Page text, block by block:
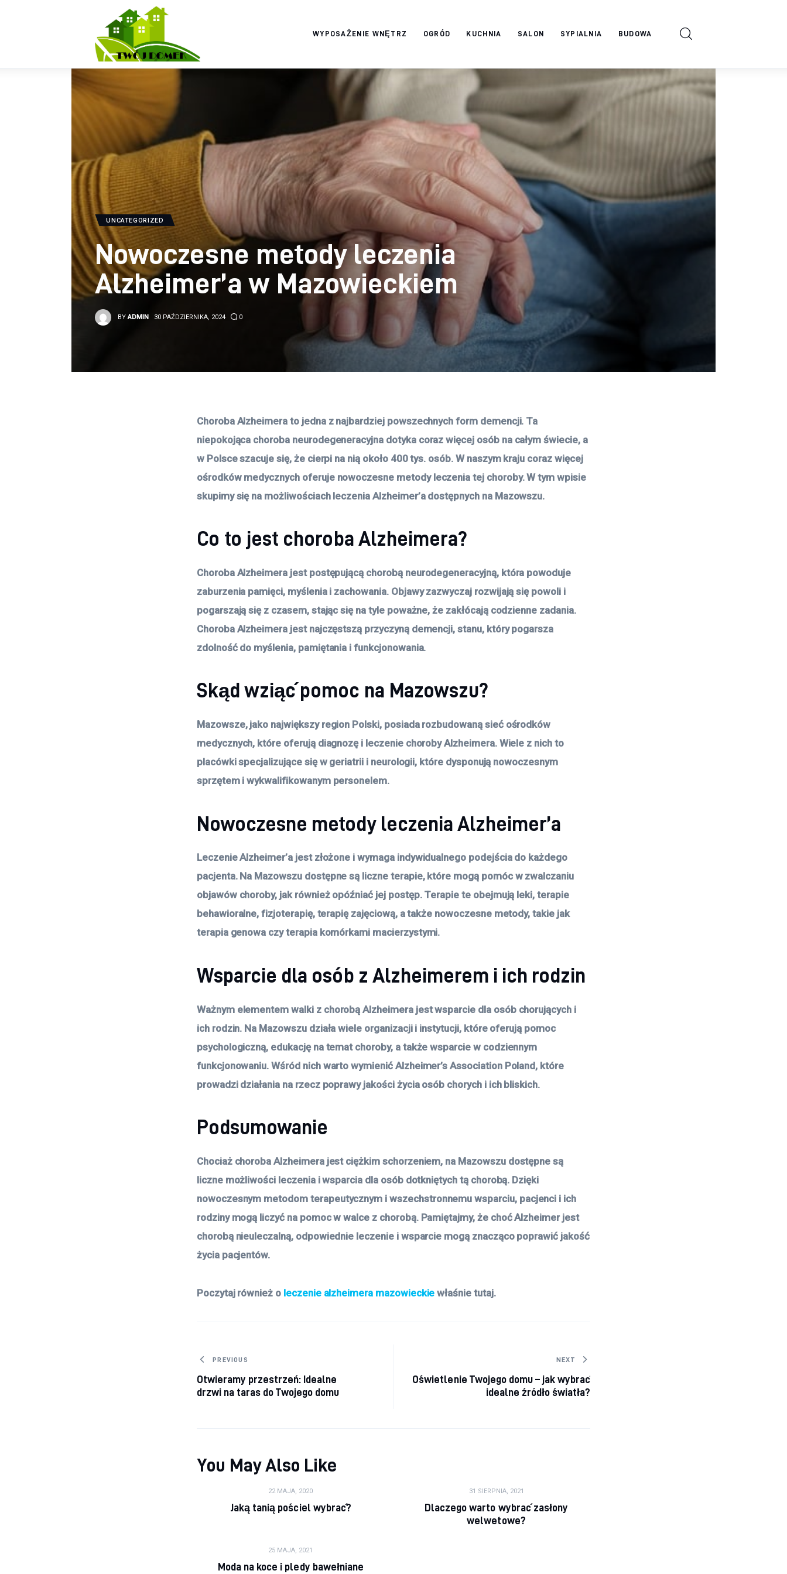
WYPOSAŻENIE WNĘTRZ OGRÓD KUCHNIA SALON SYPIALNIA BUDOWA
UNCATEGORIZED
Nowoczesne metody leczenia
Alzheimer’a w Mazowieckiem
BY ADMIN 30 PAŹDZIERNIKA, 2024 0
Choroba Alzheimera to jedna z najbardziej powszechnych form demencji. Ta
niepokojąca choroba neurodegeneracyjna dotyka coraz więcej osób na całym świecie, a
w Polsce szacuje się, że cierpi na nią około 400 tys. osób. W naszym kraju coraz więcej
ośrodków medycznych oferuje nowoczesne metody leczenia tej choroby. W tym wpisie
skupimy się na możliwościach leczenia Alzheimer’a dostępnych na Mazowszu.
Co to jest choroba Alzheimera?
Choroba Alzheimera jest postępującą chorobą neurodegeneracyjną, która powoduje
zaburzenia pamięci, myślenia i zachowania. Objawy zazwyczaj rozwijają się powoli i
pogarszają się z czasem, stając się na tyle poważne, że zakłócają codzienne zadania.
Choroba Alzheimera jest najczęstszą przyczyną demencji, stanu, który pogarsza
zdolność do myślenia, pamiętania i funkcjonowania.
Skąd wziąć pomoc na Mazowszu?
Mazowsze, jako największy region Polski, posiada rozbudowaną sieć ośrodków
medycznych, które oferują diagnozę i leczenie choroby Alzheimera. Wiele z nich to
placówki specjalizujące się w geriatrii i neurologii, które dysponują nowoczesnym
sprzętem i wykwalifikowanym personelem.
Nowoczesne metody leczenia Alzheimer’a
Leczenie Alzheimer’a jest złożone i wymaga indywidualnego podejścia do każdego
pacjenta. Na Mazowszu dostępne są liczne terapie, które mogą pomóc w zwalczaniu
objawów choroby, jak również opóźniać jej postęp. Terapie te obejmują leki, terapie
behawioralne, fizjoterapię, terapię zajęciową, a także nowoczesne metody, takie jak
terapia genowa czy terapia komórkami macierzystymi.
Wsparcie dla osób z Alzheimerem i ich rodzin
Ważnym elementem walki z chorobą Alzheimera jest wsparcie dla osób chorujących i
ich rodzin. Na Mazowszu działa wiele organizacji i instytucji, które oferują pomoc
psychologiczną, edukację na temat choroby, a także wsparcie w codziennym
funkcjonowaniu. Wśród nich warto wymienić Alzheimer’s Association Poland, które
prowadzi działania na rzecz poprawy jakości życia osób chorych i ich bliskich.
Podsumowanie
Chociaż choroba Alzheimera jest ciężkim schorzeniem, na Mazowszu dostępne są
liczne możliwości leczenia i wsparcia dla osób dotkniętych tą chorobą. Dzięki
nowoczesnym metodom terapeutycznym i wszechstronnemu wsparciu, pacjenci i ich
rodziny mogą liczyć na pomoc w walce z chorobą. Pamiętajmy, że choć Alzheimer jest
chorobą nieuleczalną, odpowiednie leczenie i wsparcie mogą znacząco poprawić jakość
życia pacjentów.
Poczytaj również o leczenie alzheimera mazowieckie właśnie tutaj.
Nawigacja wpisu
PREVIOUS
Otwieramy przestrzeń: Idealne
drzwi na taras do Twojego domu
NEXT
Oświetlenie Twojego domu – jak wybrać
idealne źródło światła?
You May Also Like
22 MAJA, 2020
Jaką tanią pościel wybrać?
31 SIERPNIA, 2021
Dlaczego warto wybrać zasłony
welwetowe?
25 MAJA, 2021
Moda na koce i pledy bawełniane